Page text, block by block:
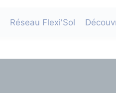
Réseau Flexi'Sol